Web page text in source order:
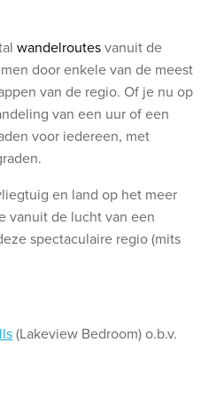
wandelroutesvanuit de
door enkele van de meest
van de regio. Of je nu op
van een uur of een
voor iedereen, met
en land op het meer
vanuit de lucht van een
spectaculaire regio (mits
(Lakeview Bedroom) o.b.v.